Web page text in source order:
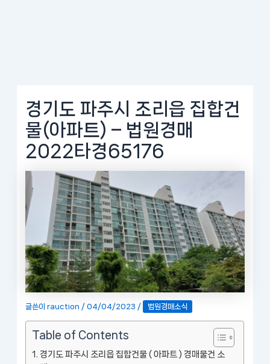
경기도 파주시 조리읍 집합건
물(아파트) – 법원경매
2022타경65176
글쓴이rauction /04/04/2023 / 법원경매소식
Table of Contents
경기도 파주시 조리읍 집합건물 ( 아파트 ) 경매물건 소